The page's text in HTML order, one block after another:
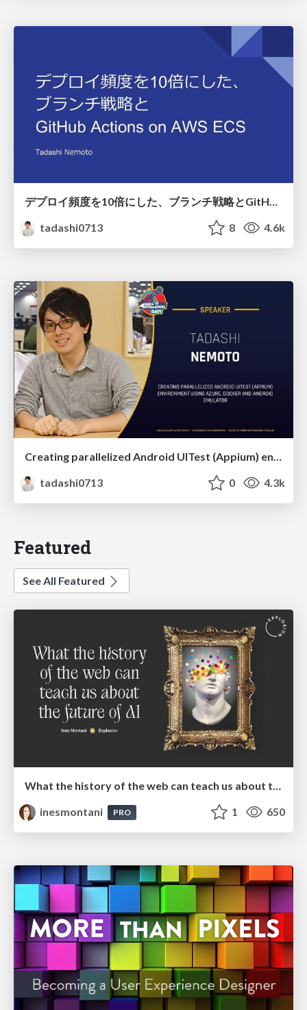
デプロイ頻度を10倍にした、ブランチ戦略とGitHub Actions on AWS ECS
tadashi0713
8 4.6k
Creating parallelized Android UITest (Appium) environment using Azure, Docker and Android emulator
tadashi0713
0 4.3k
Featured
See All Featured
inesmontani
PRO 1 650